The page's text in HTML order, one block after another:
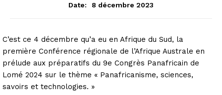
Date:
8 décembre 2023
C’est ce 4 décembre qu’a eu en Afrique du Sud, la
première Conférence régionale de l’Afrique Australe en
prélude aux préparatifs du 9e Congrès Panafricain de
Lomé 2024 sur le thème « Panafricanisme, sciences,
savoirs et technologies. »